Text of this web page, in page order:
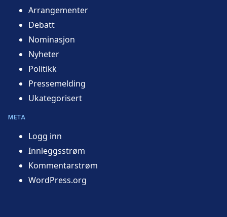
Arrangementer
Debatt
Nominasjon
Nyheter
Politikk
Pressemelding
Ukategorisert
META
Logg inn
Innleggsstrøm
Kommentarstrøm
WordPress.org